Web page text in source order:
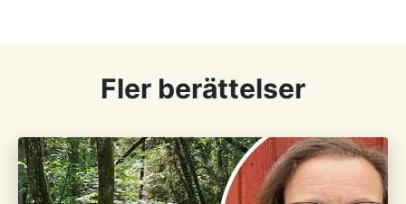
Fler berättelser